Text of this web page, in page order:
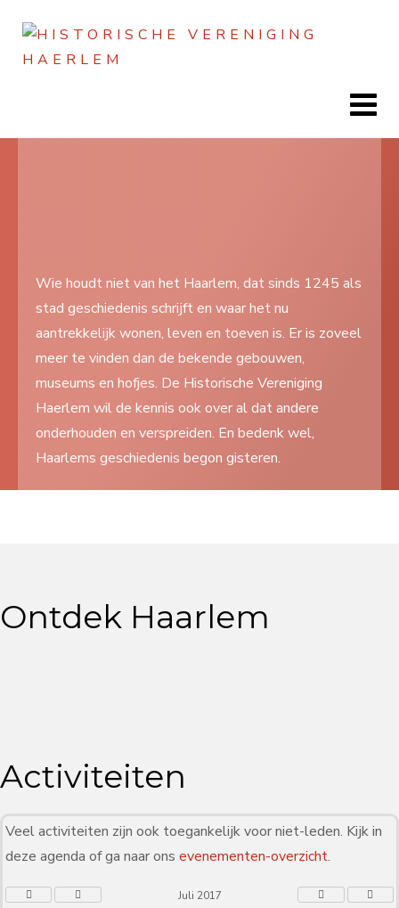
Lezen
Over ons
Search
Wie houdt niet van het Haarlem, dat sinds 1245 als
stad geschiedenis schrijft en waar het nu
aantrekkelijk wonen, leven en toeven is. Er is zoveel
meer te vinden dan de bekende gebouwen,
museums en hofjes. De Historische Vereniging
Haerlem wil de kennis ook over al dat andere
onderhouden en verspreiden. En bedenk wel,
Haarlems geschiedenis begon gisteren.
Ontdek Haarlem
Activiteiten
Veel activiteiten zijn ook toegankelijk voor niet-leden. Kijk in
deze agenda of ga naar ons evenementen-overzicht.
Juli 2017